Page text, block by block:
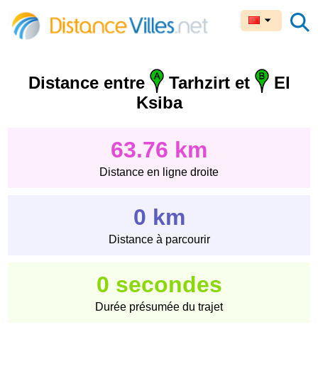
Distance entre Tarhzirt et
El
Ksiba
63.76 km
Distance en ligne droite
0 km
Distance à parcourir
0 secondes
Durée présumée du trajet